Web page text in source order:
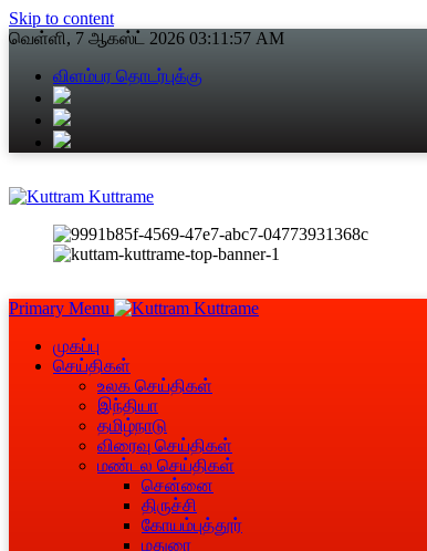
Skip to content
வெள்ளி, 7 ஆகஸ்ட் 2026 03:11:57 AM
விளம்பர தொடர்புக்கு
Primary Menu
முகப்பு
செய்திகள்
உலக செய்திகள்
இந்தியா
தமிழ்நாடு
விரைவு செய்திகள்
மண்டல செய்திகள்
சென்னை
திருச்சி
கோயம்புத்தூர்
மதுரை